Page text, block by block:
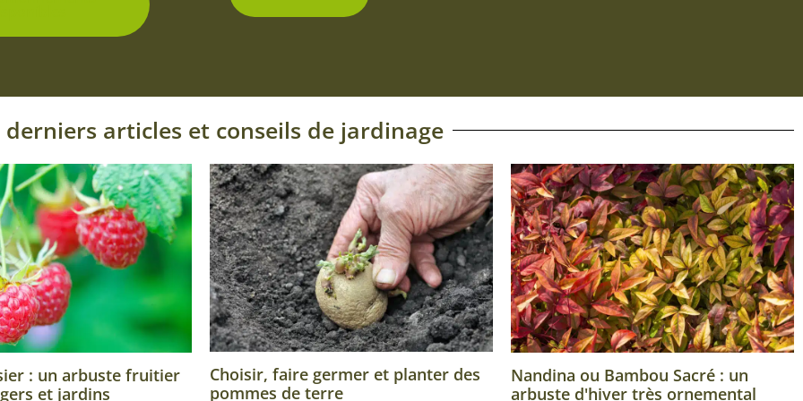
derniers articles et conseils de jardinage
: un arbuste fruitier
et jardins
Choisir, faire germer et planter des
pommes de terre
Nandina ou Bambou Sacré : un
arbuste d'hiver très ornemental